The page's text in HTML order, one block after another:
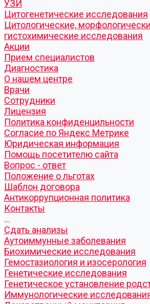
УЗИ
Цитогенетические исследования
Цитологические,
гистохимические исследования
Акции
Прием специалистов
Диагностика
О нашем центре
Врачи
Сотрудники
Лицензия
Политика конфиденцильности
Согласие по Яндекс Метрике
Юридическая информация
Помощь посетителю сайта
Вопрос - ответ
Положение о льготах
Шаблон договора
Антикоррупционная политика
Контакты
...
Cдать анализы
Аутоиммунные заболевания
Биохимические исследования
Гемостазиология и изосерология
Генетические исследования
Генетическое установление
Иммунологические